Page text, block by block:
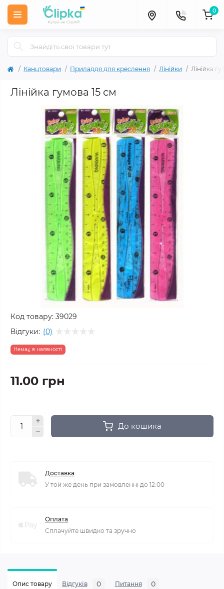
0
Канцтовари Приладдя для креслення Лінійки Лінійка
Лінійка гумова 15 см
Код товару: 39029
Відгуки: (0)
Немає в наявності
11.00 грн
До кошика
Доставка
У той же день при замовленні до 12:00
Оплата
Сплачуйте швидко та зручно
Опис товару Відгуків 0 Питання 0